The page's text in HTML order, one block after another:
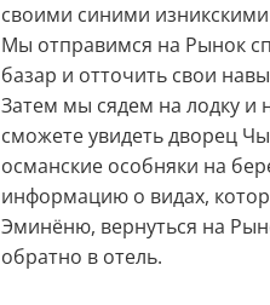
своими синими
Мы отправимся на Рынок
базар и отточить свои
Затем мы сядем на лодку и
сможете увидеть дворец
османские особняки на
информацию о видах,
Эминёню, вернуться на
обратно в отель.